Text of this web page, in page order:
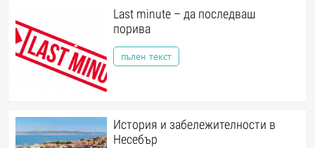
Last minute – да последваш
порива
пълен текст
История и забележителности в
Несебър